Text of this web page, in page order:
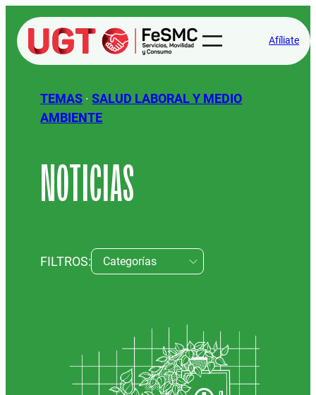
Afíliate
TEMAS ·SALUD LABORAL Y MEDIO
AMBIENTE
NOTICIAS
FILTROS: